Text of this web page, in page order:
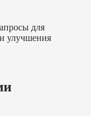
для
улучшения